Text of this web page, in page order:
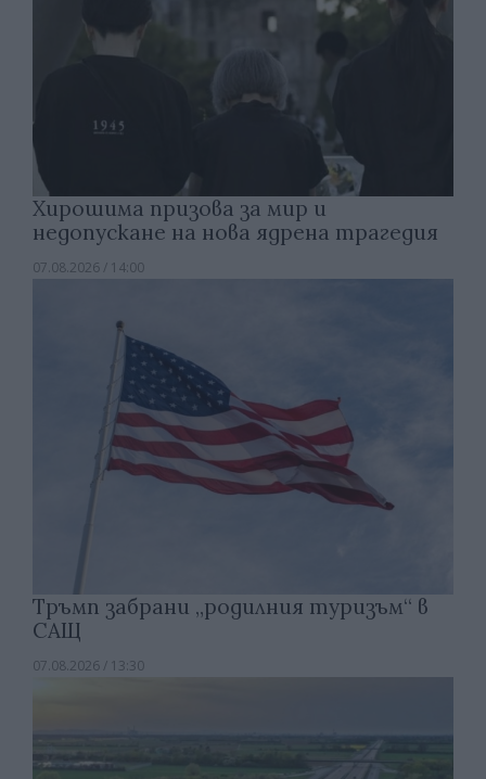
Хирошима призова за мир и
недопускане на нова ядрена трагедия
07.08.2026 / 14:00
Тръмп забрани „родилния туризъм“ в
САЩ
07.08.2026 / 13:30